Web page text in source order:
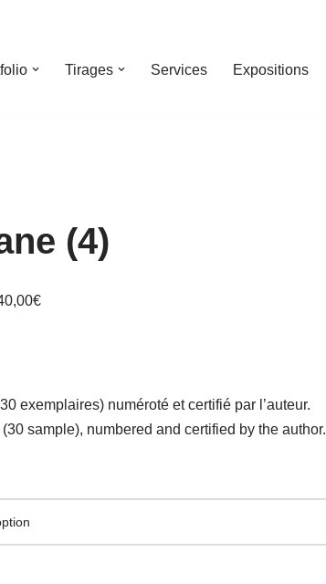
Tirages Services Expositions
(4)
€
exemplaires) numéroté et certifié par l’auteur.
sample), numbered and certified by the author.